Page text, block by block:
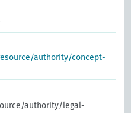
authority/concept-
authority/legal-